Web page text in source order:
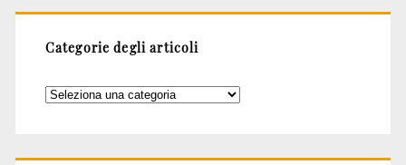
Categorie degli articoli
Categorie